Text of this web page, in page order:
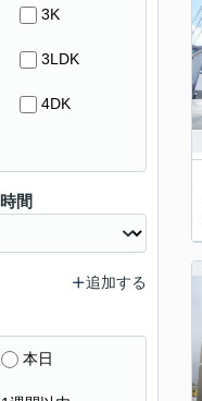
3K
3LDK
4DK
間
追加する
本日